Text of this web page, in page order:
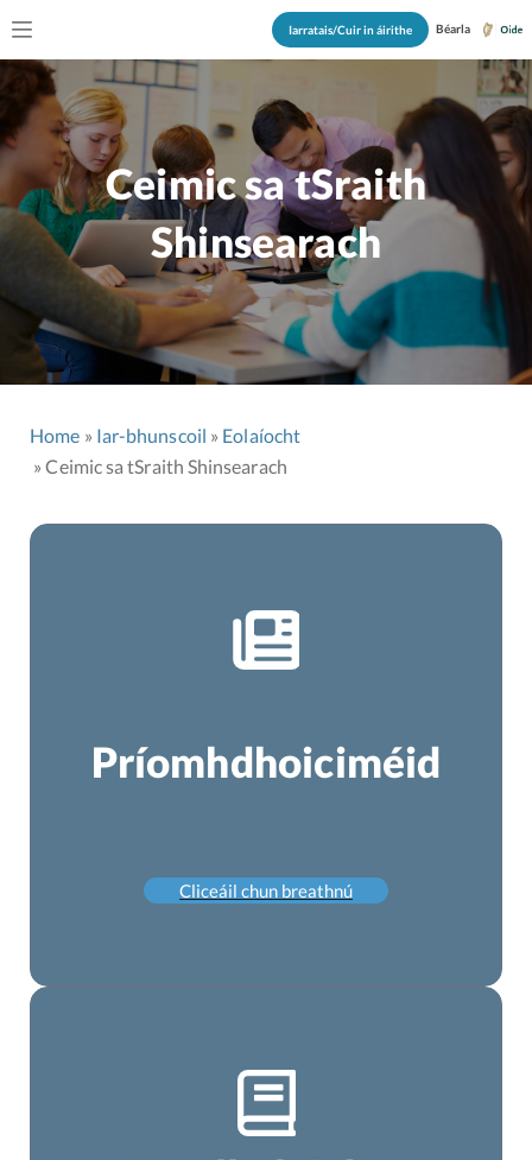
Iarratais/Cuir in áirithe Béarla
Ceimic sa tSraith
Shinsearach
Home Iar-bhunscoil
Eolaíocht
Ceimic sa tSraith Shinsearach
Príomhdhoiciméid
Cliceáil chun breathnú